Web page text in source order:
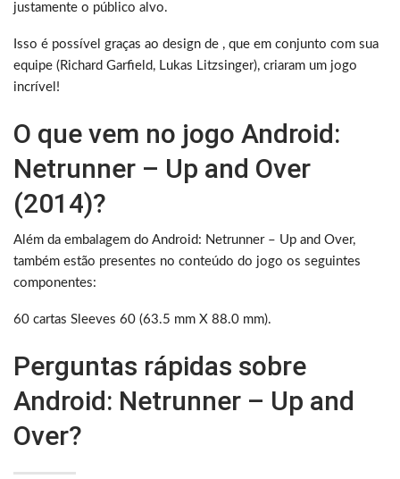
justamente o público alvo.
Isso é possível graças ao design de , que em conjunto com sua
equipe (Richard Garfield, Lukas Litzsinger), criaram um jogo
incrível!
O que vem no jogo Android:
Netrunner – Up and Over
(2014)?
Além da embalagem do Android: Netrunner – Up and Over,
também estão presentes no conteúdo do jogo os seguintes
componentes:
60 cartas Sleeves 60 (63.5 mm X 88.0 mm).
Perguntas rápidas sobre
Android: Netrunner – Up and
Over?